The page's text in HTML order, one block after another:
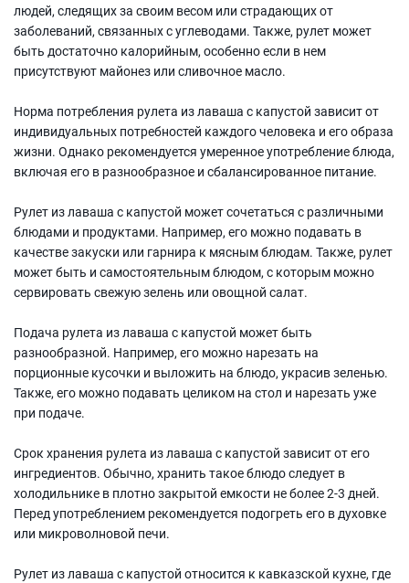
людей, следящих за своим весом или страдающих от
заболеваний, связанных с углеводами. Также, рулет может
быть достаточно калорийным, особенно если в нем
присутствуют майонез или сливочное масло.
Норма потребления рулета из лаваша с капустой зависит от
индивидуальных потребностей каждого человека и его образа
жизни. Однако рекомендуется умеренное употребление блюда,
включая его в разнообразное и сбалансированное питание.
Рулет из лаваша с капустой может сочетаться с различными
блюдами и продуктами. Например, его можно подавать в
качестве закуски или гарнира к мясным блюдам. Также, рулет
может быть и самостоятельным блюдом, с которым можно
сервировать свежую зелень или овощной салат.
Подача рулета из лаваша с капустой может быть
разнообразной. Например, его можно нарезать на
порционные кусочки и выложить на блюдо, украсив зеленью.
Также, его можно подавать целиком на стол и нарезать уже
при подаче.
Срок хранения рулета из лаваша с капустой зависит от его
ингредиентов. Обычно, хранить такое блюдо следует в
холодильнике в плотно закрытой емкости не более 2-3 дней.
Перед употреблением рекомендуется подогреть его в духовке
или микроволновой печи.
Рулет из лаваша с капустой относится к кавказской кухне, где